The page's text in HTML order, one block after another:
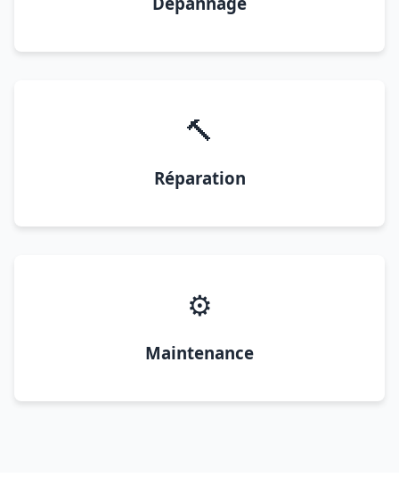
🔨
Réparation
⚙️
Maintenance